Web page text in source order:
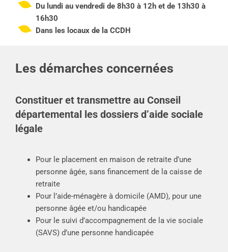
Du lundi au vendredi de 8h30 à 12h et de 13h30 à
16h30
Dans les locaux de la CCDH
Les démarches concernées
Constituer et transmettre au Conseil
départemental les dossiers d’aide sociale
légale
Pour le placement en maison de retraite d’une
personne âgée, sans financement de la caisse de
retraite
Pour l’aide-ménagère à domicile (AMD), pour une
personne âgée et/ou handicapée
Pour le suivi d’accompagnement de la vie sociale
(SAVS) d’une personne handicapée